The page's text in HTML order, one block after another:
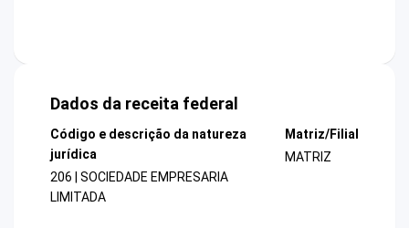
Dados da receita federal
Código e descrição da natureza
jurídica
206 | SOCIEDADE EMPRESARIA
LIMITADA
Matriz/Filial
MATRIZ